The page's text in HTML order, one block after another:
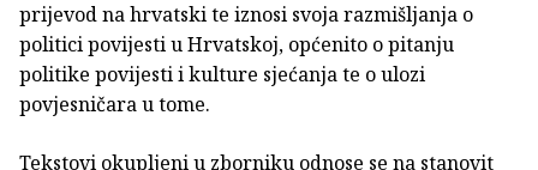
prijevod na hrvatski te iznosi svoja razmišljanja o
politici povijesti u Hrvatskoj, općenito o pitanju
politike povijesti i kulture sjećanja te o ulozi
povjesničara u tome.
Tekstovi okupljeni u zborniku odnose se na stanovit